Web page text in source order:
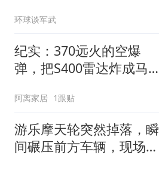
豪赌到底有多疯？
环球谈军武
纪实：370远火的空爆
弹，把S400雷达炸成马蜂
了
阿离家居 1跟贴
游乐摩天轮突然掉落，瞬
间碾压前方车辆，现场状